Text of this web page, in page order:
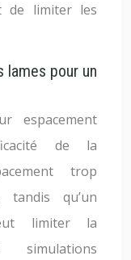
de limiter les
lames pour un
espacement
de la
trop
tandis qu’un
limiter la
simulations